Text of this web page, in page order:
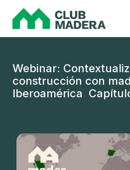
Webinar:
construcción con
Iberoamérica